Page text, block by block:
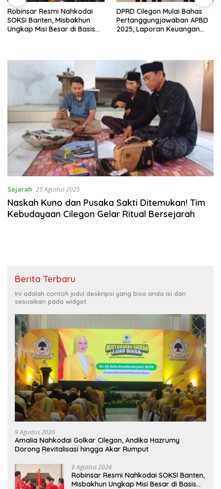
Robinsar Resmi Nahkodai
SOKSI Banten, Misbakhun
Ungkap Misi Besar di Basis
DPRD Cilegon Mulai Bahas
Pertanggungjawaban APBD
2025, Laporan Keuangan
Sejarah 25 Agustus 2025
Naskah Kuno dan Pusaka Sakti Ditemukan! Tim
Kebudayaan Cilegon Gelar Ritual Bersejarah
Berita Terbaru
Ini adalah contoh judul deskripsi yang bisa anda isi dan
sesuaikan pada widget
9 Agustus 2026
Amalia Nahkodai Golkar Cilegon, Andika Hazrumy
Dorong Revitalisasi hingga Akar Rumput
8 Agustus 2026
Robinsar Resmi Nahkodai SOKSI Banten,
Misbakhun Ungkap Misi Besar di Basis